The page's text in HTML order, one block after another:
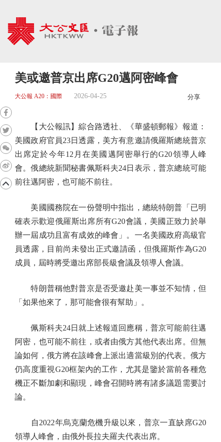
美或邀普京出席G20邁阿密峰會
大公報 A20：國際 2026-04-25 分享
【大公報訊】綜合路透社、《華盛頓郵報》報道：
美國政府官員23日透露，美方有意邀請俄羅斯總統普京
出席定於今年12月在美國邁阿密舉行的G20領導人峰
會。俄總統新聞秘書佩斯科夫24日表示，普京總統可能
前往邁阿密，也可能不前往。
美國國務院在一份聲明中指出，總統特朗普「已明
確表示歡迎俄羅斯出席所有G20會議，美國正致力於舉
辦一屆成功且富有成效的峰會」。一名美國政府高級官
員透露，目前尚未發出正式邀請函，但俄羅斯作為G20
成員，屆時將受邀出席部長級會議及領導人會議。
特朗普稱他對普京是否受邀赴美一事並不知情，但
「如果他來了，那可能會很有幫助」。
佩斯科夫24日就上述報道回應稱，普京可能前往邁
阿密，也可能不前往，或者由俄方其他代表出席。但無
論如何，俄方將在該峰會上派出適當級別的代表。俄方
仍高度重視G20框架內的工作，尤其是鑒於當前各種危
機正不斷加劇和顯現，峰會召開時將有諸多議題需要討
論。
自2022年烏克蘭危機升級以來，普京一直缺席G20
領導人峰會，由俄外長拉夫羅夫代表出席。